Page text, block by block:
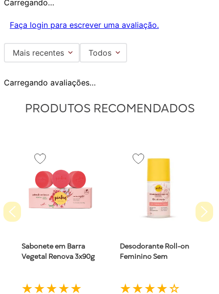
Carregando…
Faça login para escrever uma avaliação.
Mais recentes Todos
Carregando avaliações…
PRODUTOS RECOMENDADOS
Sabonete em Barra
Vegetal Renova 3x90g
★★★★★
Desodorante Roll-on
Feminino Sem
★★★★☆